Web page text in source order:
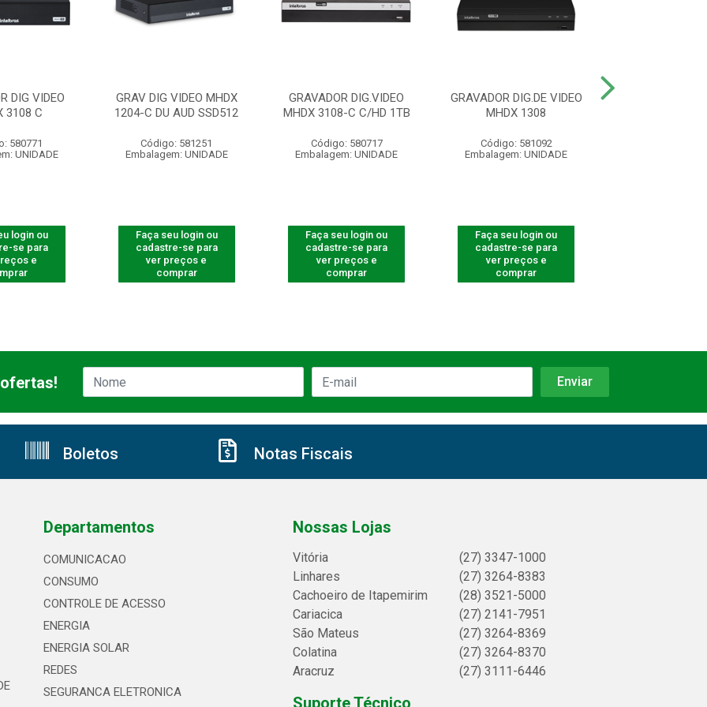
DIG VIDEO
3108 C
580771
UNIDADE
login ou
se para
e
GRAV DIG VIDEO MHDX
1204-C DU AUD SSD512
Código: 581251
Embalagem: UNIDADE
Faça seu login ou
cadastre-se para
ver preços e
comprar
GRAVADOR DIG.VIDEO
MHDX 3108-C C/HD 1TB
Código: 580717
Embalagem: UNIDADE
Faça seu login ou
cadastre-se para
ver preços e
comprar
GRAVADOR DIG.DE VIDEO
MHDX 1308
Código: 581092
Embalagem: UNIDADE
Faça seu login ou
cadastre-se para
ver preços e
comprar
Boletos Notas Fiscais
Departamentos
COMUNICACAO
CONSUMO
CONTROLE DE ACESSO
ENERGIA
ENERGIA SOLAR
REDES
SEGURANCA ELETRONICA
Nossas Lojas
Vitória
(27) 3347-1000
Linhares
(27) 3264-8383
Cachoeiro de Itapemirim
(28) 3521-5000
Cariacica
(27) 2141-7951
São Mateus
(27) 3264-8369
Colatina
(27) 3264-8370
Aracruz
(27) 3111-6446
Suporte Técnico